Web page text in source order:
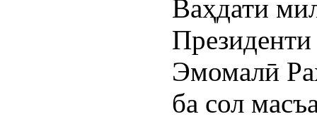
Ваҳдати
Эмомалӣ
ба сол